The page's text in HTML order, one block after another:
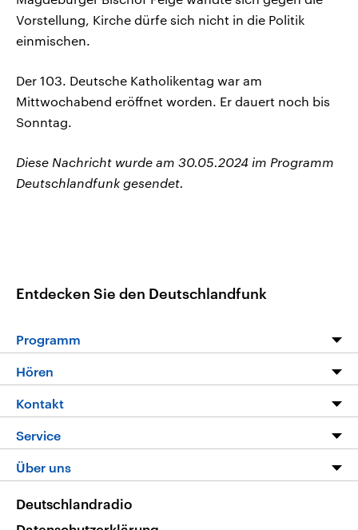
Vorstellung, Kirche dürfe sich nicht in die Politik
einmischen.
Der 103. Deutsche Katholikentag war am
Mittwochabend eröffnet worden. Er dauert noch bis
Sonntag.
Diese Nachricht wurde am 30.05.2024 im Programm
Deutschlandfunk gesendet.
Entdecken Sie den Deutschlandfunk
Programm
Programm
Die Nachrichten
Nachrichtenleicht
Neue Beiträge auf dlf.de
Hören
Livestream
Podcasts
Deutschlandfunk App
Nachrichten App
Frequenzen
Kontakt
Hörerservice
Service
FAQ
Veranstaltungen
Über uns
Deutschlandradio